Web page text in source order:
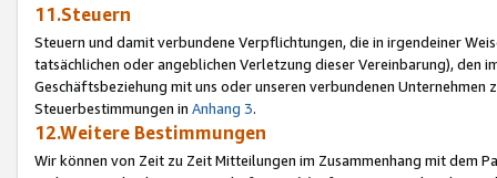
11.Steuern
Steuern und damit verbundene Verpflichtungen, die in irgendeiner
tatsächlichen oder angeblichen Verletzung dieser Vereinbarung), den
Geschäftsbeziehung mit uns oder unseren verbundenen
Steuerbestimmungen in Anhang 3.
12.Weitere Bestimmungen
Wir können von Zeit zu Zeit Mitteilungen im Zusammenhang mit dem